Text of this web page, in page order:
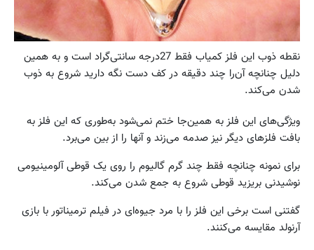
نقطه ذوب این فلز کمیاب فقط 27درجه سانتی‌گراد است و به همین
دلیل چنانچه آن‌را چند دقیقه در کف دست نگه دارید شروع به ذوب
شدن می‌کند.
ویژگی‌های این فلز به همین‌جا ختم نمی‌شود به‌طوری که این فلز به
بافت فلز‌های دیگر نیز صدمه می‌زند و آنها را از بین می‌برد.
برای نمونه چنانچه فقط چند گرم گالیوم را روی یک قوطی آلومینیومی
نوشیدنی بریزید قوطی شروع به جمع شدن می‌کند.
گفتنی است برخی این فلز را با مرد جیوه‌ای در فیلم ترمیناتور با بازی
آرنولد مقایسه می‌کنند.